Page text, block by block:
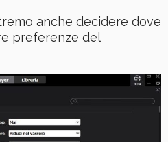
anche decidere dove
preferenze del